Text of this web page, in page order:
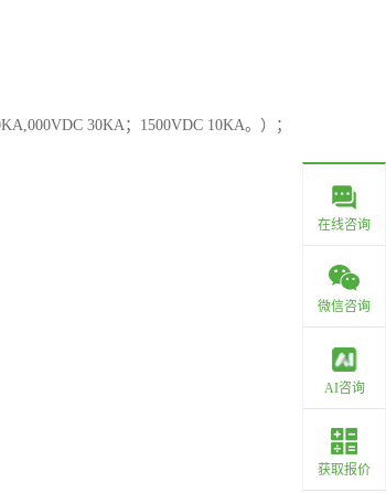
在线咨询
微信咨询
AI咨询
获取报价
30KA；1500VDC 10KA。）；